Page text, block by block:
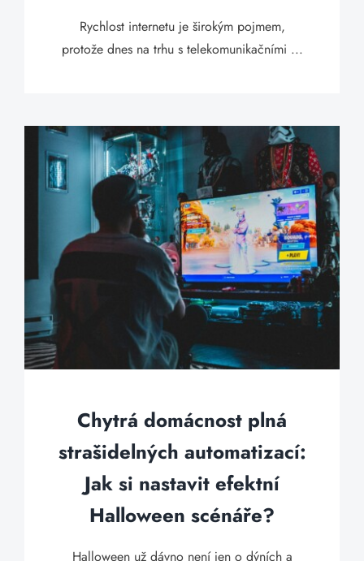
Rychlost internetu je širokým pojmem,
protože dnes na trhu s telekomunikačními ...
Chytrá domácnost plná
strašidelných automatizací:
Jak si nastavit efektní
Halloween scénáře?
Halloween už dávno není jen o dýních a